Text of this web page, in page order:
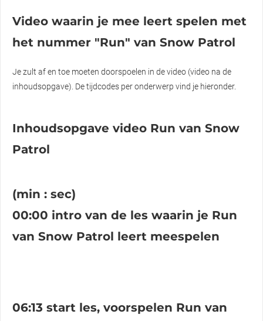
Video waarin je mee leert spelen met
het nummer "Run" van Snow Patrol
Je zult af en toe moeten doorspoelen in de video (video na de
inhoudsopgave). De tijdcodes per onderwerp vind je hieronder.
Inhoudsopgave video Run van Snow
Patrol
(min : sec)
00:00 intro van de les waarin je Run
van Snow Patrol leert meespelen
06:13 start les, voorspelen Run van